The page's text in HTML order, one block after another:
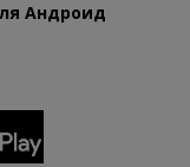
Андроид